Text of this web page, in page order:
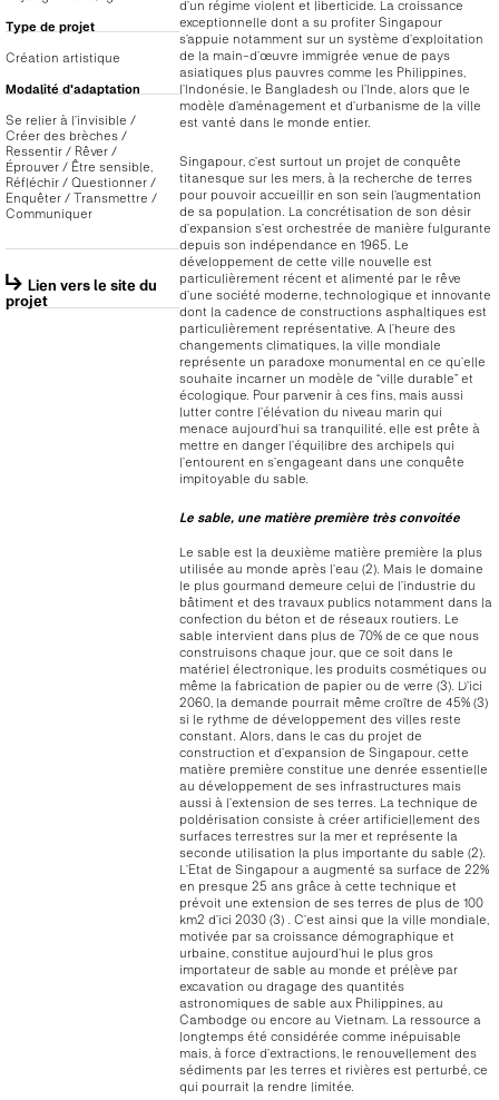
Type de projet
Création artistique
Modalité d'adaptation
Se relier à l’invisible /
Créer des brèches /
Ressentir / Rêver /
Éprouver / Être sensible,
Réfléchir / Questionner /
Enquêter / Transmettre /
Communiquer
Lien vers le site du
projet
d’un régime violent et liberticide. La croissance
exceptionnelle dont a su profiter Singapour
s’appuie notamment sur un système d’exploitation
de la main-d’œuvre immigrée venue de pays
asiatiques plus pauvres comme les Philippines,
l’Indonésie, le Bangladesh ou l’Inde, alors que le
modèle d’aménagement et d’urbanisme de la ville
est vanté dans le monde entier.
Singapour, c’est surtout un projet de conquête
titanesque sur les mers, à la recherche de terres
pour pouvoir accueillir en son sein l’augmentation
de sa population. La concrétisation de son désir
d’expansion s’est orchestrée de manière fulgurante
depuis son indépendance en 1965. Le
développement de cette ville nouvelle est
particulièrement récent et alimenté par le rêve
d’une société moderne, technologique et innovante
dont la cadence de constructions asphaltiques est
particulièrement représentative. A l’heure des
changements climatiques, la ville mondiale
représente un paradoxe monumental en ce qu’elle
souhaite incarner un modèle de “ville durable” et
écologique. Pour parvenir à ces fins, mais aussi
lutter contre l’élévation du niveau marin qui
menace aujourd’hui sa tranquilité, elle est prête à
mettre en danger l’équilibre des archipels qui
l’entourent en s’engageant dans une conquête
impitoyable du sable.
Le sable, une matière première très convoitée
Le sable est la deuxième matière première la plus
utilisée au monde après l’eau (2). Mais le domaine
le plus gourmand demeure celui de l’industrie du
bâtiment et des travaux publics notamment dans la
confection du béton et de réseaux routiers. Le
sable intervient dans plus de 70% de ce que nous
construisons chaque jour, que ce soit dans le
matériel électronique, les produits cosmétiques ou
même la fabrication de papier ou de verre (3). D’ici
2060, la demande pourrait même croître de 45% (3)
si le rythme de développement des villes reste
constant. Alors, dans le cas du projet de
construction et d’expansion de Singapour, cette
matière première constitue une denrée essentielle
au développement de ses infrastructures mais
aussi à l’extension de ses terres. La technique de
poldérisation consiste à créer artificiellement des
surfaces terrestres sur la mer et représente la
seconde utilisation la plus importante du sable (2).
L’Etat de Singapour a augmenté sa surface de 22%
en presque 25 ans grâce à cette technique et
prévoit une extension de ses terres de plus de 100
km2 d’ici 2030 (3) . C’est ainsi que la ville mondiale,
motivée par sa croissance démographique et
urbaine, constitue aujourd’hui le plus gros
importateur de sable au monde et prélève par
excavation ou dragage des quantités
astronomiques de sable aux Philippines, au
Cambodge ou encore au Vietnam. La ressource a
longtemps été considérée comme inépuisable
mais, à force d’extractions, le renouvellement des
sédiments par les terres et rivières est perturbé, ce
qui pourrait la rendre limitée.